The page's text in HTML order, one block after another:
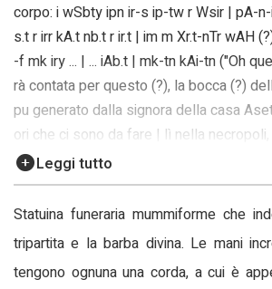
corpo: i wSbty ipn ir-s ip-tw r Wsir | pA-
s.t r irr kA.t nb.t r ir.t | im m Xr.t-nTr wAH
-f mk iry ... | ... iAb.t | mk-tn kAi-tn ("Oh
rà contata per questo (?), la bocca (?)
pu generato dalla signora della casa
ori che ci sono da fare | lì nella necropoli,
ire (?) | ... nel suo dovere, eccomi... | ...
i dire")
Leggi tutto
Statuina funeraria mummiforme che
tripartita e la barba divina. Le mani
tengono ognuna una corda, a cui è